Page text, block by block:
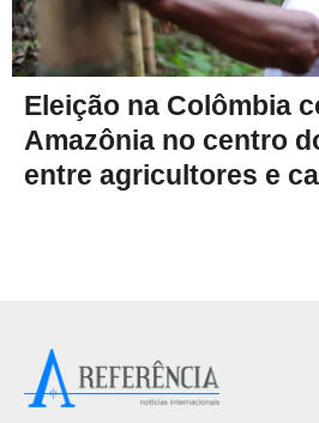
Eleição na Colômbia
Amazônia no centro
entre agricultores e